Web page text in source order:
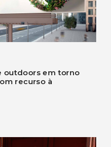
outdoors em torno
recurso à